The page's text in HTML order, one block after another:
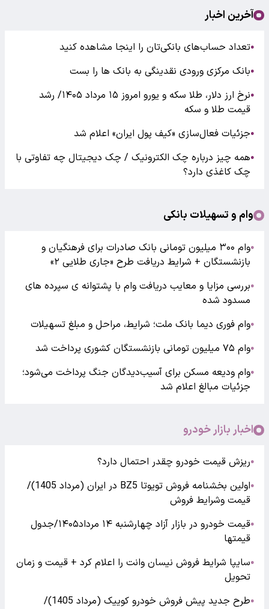
آخرین اخبار
●تعداد حساب‌های بانکی‌تان را اینجا مشاهده کنید
●بانک مرکزی ورودی نقدینگی به بانک ها را بست
●
نرخ ارز دلار، طلا سکه و یورو امروز ۱۵ مرداد ۱۴۰۵/ رشد
قیمت طلا و سکه
●جزئیات فعال‌سازی «کیف پول ایران» اعلام شد
●همه چیز درباره چک الکترونیک / چک دیجیتال چه تفاوتی با
چک کاغذی دارد؟
وام و تسهیلات بانکی
●
وام ۳۰۰ میلیون تومانی بانک صادرات برای فرهنگیان و
بازنشستگان + شرایط دریافت طرح «جاری طلایی ۲»
●بررسی مزایا و معایب دریافت وام با پشتوانه ی سپرده های
مسدود شده
●وام فوری دیما بانک ملت؛ شرایط، مراحل و مبلغ تسهیلات
●وام ۷۵ میلیون تومانی بازنشستگان کشوری پرداخت شد
●وام ودیعه مسکن برای آسیب‌دیدگان جنگ پرداخت می‌شود؛
جزئیات مبالغ اعلام شد
اخبار بازار خودرو
●ریزش قیمت خودرو چقدر احتمال دارد؟
●
اولین بخشنامه فروش تویوتا BZ5 در ایران (مرداد 1405)/
قیمت وشرایط فروش
●
قیمت خودرو در بازار آزاد چهارشنبه ۱۴ مرداد۱۴۰۵/جدول
قیمتها
●سایپا شرایط فروش نیسان وانت را اعلام کرد + قیمت و زمان
تحویل
●
طرح جدید پیش فروش خودرو کوییک (مرداد 1405)/